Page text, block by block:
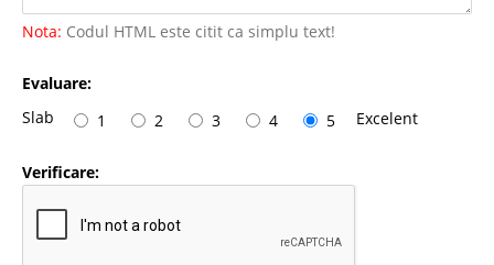
Nota: Codul HTML este citit ca simplu text!
Evaluare:
Slab
1 2 3 4 5 Excelent
Verificare: